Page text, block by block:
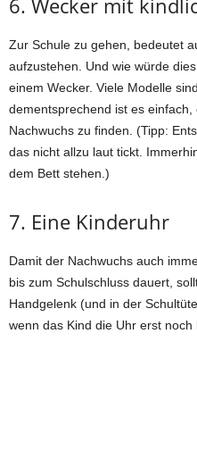
Zur Schule zu gehen, bedeutet
aufzustehen. Und wie würde
einem Wecker. Viele Modelle
dementsprechend ist es
Nachwuchs zu finden. (Tipp:
das nicht allzu laut tickt.
dem Bett stehen.)
7. Eine Kinderuhr
Damit der Nachwuchs auch
bis zum Schulschluss dauert,
Handgelenk (und in der
wenn das Kind die Uhr erst noch